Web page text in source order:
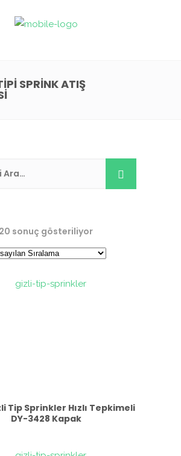
SPRINK ATIŞ
20 sonuç gösteriliyor
Tip Sprinkler Hızlı Tepkimeli
DY-3428 Kapak